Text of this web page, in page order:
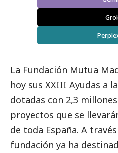
La Fundación Mutua
hoy sus XXIII Ayudas a
dotadas con 2,3
proyectos que se
de toda España. A
fundación ya ha